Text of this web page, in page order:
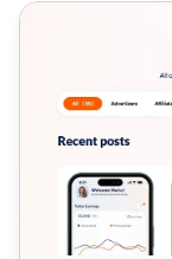
Affilae Affiliate-